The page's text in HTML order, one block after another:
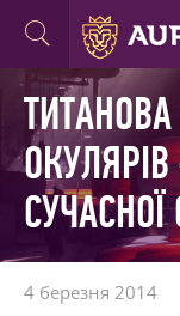
4 березня 2014